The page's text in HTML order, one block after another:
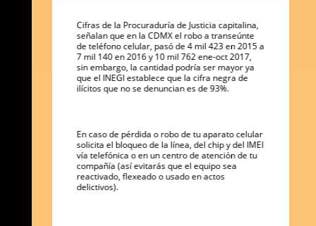
Cifras de la Procuraduría de Justicia capitalina,
señalan que en la CDMX el robo a transeúnte
de teléfono celular, pasó de 4 mil 423 en 2015 a
7 mil 140 en 2016 y 10 mil 762 ene-oct 2017,
sin embargo, la cantidad podría ser mayor ya
que el INEGI establece que la cifra negra de
ilícitos que no se denuncian es de 93%.
En caso de pérdida o robo de tu aparato celular
solicita el bloqueo de la línea, del chip y del IMEI
vía telefónica o en un centro de atención de tu
compañía (así evitarás que el equipo sea
reactivado, flexeado o usado en actos
delictivos).